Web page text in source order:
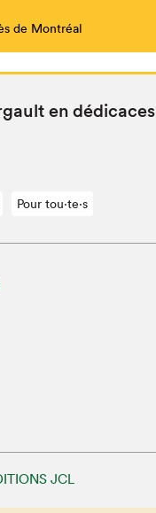
de Montréal
en dédicaces
Pour tou⋅te⋅s
JCL